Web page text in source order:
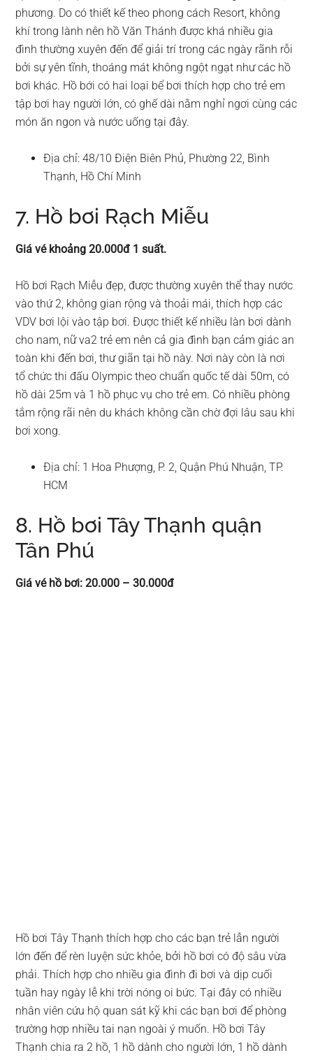
phương. Do có thiết kế theo phong cách Resort, không
khí trong lành nên hồ Văn Thánh được khá nhiều gia
đình thường xuyên đến để giải trí trong các ngày rãnh rỗi
bởi sự yên tĩnh, thoáng mát không ngột ngạt như các hồ
bơi khác. Hồ bới có hai loại bể bơi thích hợp cho trẻ em
tập bơi hay người lớn, có ghế dài nằm nghỉ ngơi cùng các
món ăn ngon và nước uống tại đây.
Địa chỉ: 48/10 Điện Biên Phủ, Phường 22, Bình
Thạnh, Hồ Chí Minh
7. Hồ bơi Rạch Miễu
Giá vé khoảng 20.000đ 1 suất.
Hồ bơi Rạch Miễu đẹp, được thường xuyên thể thay nước
vào thứ 2, không gian rộng và thoải mái, thích hợp các
VDV bơi lội vào tập bơi. Được thiết kế nhiều làn bơi dành
cho nam, nữ va2 trẻ em nên cả gia đình bạn cảm giác an
toàn khi đến bơi, thư giãn tại hồ này. Nơi này còn là nơi
tổ chức thi đấu Olympic theo chuẩn quốc tế dài 50m, có
hồ dài 25m và 1 hồ phục vụ cho trẻ em. Có nhiều phòng
tắm rộng rãi nên du khách không cần chờ đợi lâu sau khi
bơi xong.
Địa chỉ: 1 Hoa Phượng, P. 2, Quận Phú Nhuận, TP.
HCM
8. Hồ bơi Tây Thạnh quận
Tân Phú
Giá vé hồ bơi: 20.000 – 30.000đ
Hồ bơi Tây Thạnh thích hợp cho các bạn trẻ lẫn người
lớn đến để rèn luyện sức khỏe, bởi hồ bơi có độ sâu vừa
phải. Thích hợp cho nhiều gia đình đi bơi và dịp cuối
tuần hay ngày lễ khi trời nóng oi bức. Tại đây có nhiều
nhân viên cứu hộ quan sát kỹ khi các bạn bơi để phòng
trường hợp nhiều tai nạn ngoài ý muốn. Hồ bơi Tây
Thạnh chia ra 2 hồ, 1 hồ dành cho người lớn, 1 hồ dành